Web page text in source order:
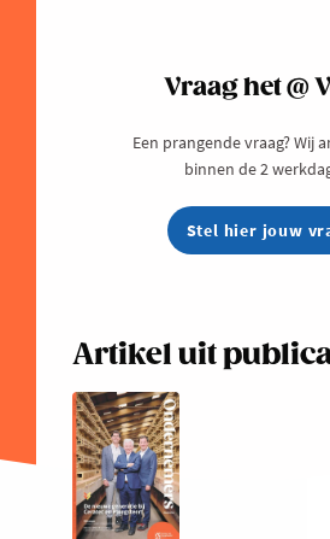
Vraag het @
Een prangende vraag? Wij
binnen de 2
Stel hier jouw
Artikel uit